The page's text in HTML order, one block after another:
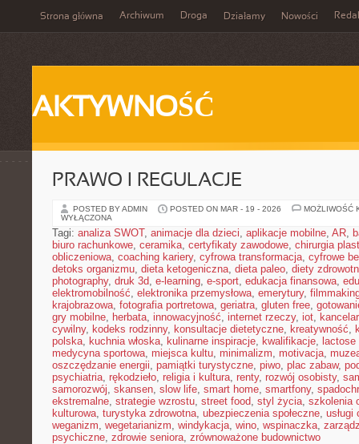
Strona główna Archiwum Droga Działamy Nowości
AKTYWNOŚĆ
PRAWO I REGULACJE
POSTED BY ADMIN POSTED ON MAR - 19 - 2026
MOŻLIWOŚĆ
WYŁĄCZONA
Tagi: analiza SWOT, animacje dla dzieci, aplikacje mobilne, AR,
biuro rachunkowe, ceramika, certyfikaty zawodowe, chirurgia
obliczeniowa, coaching kariery, cyfrowa transformacja, cyfrowe
detoks organizmu, dieta ketogeniczna, dieta paleo, diety
photography, druk 3d, e-learning, e-sport, edukacja finansowa,
elektromobilność, elektronika przemysłowa, emerytury,
krajobrazowa, fotografia portretowa, geriatra, gluten free,
gry mobilne, herbata, innowacyjność, internet rzeczy, iot,
cywilny, kodeks rodzinny, konsultacje dietetyczne, kreatywność,
polska, kuchnia włoska, kulinarne inspiracje, kwalifikacje, lactose
medycyna sportowa, miejsca kultu, minimalizm, motivacja,
oszczędzanie energii, pamiątki turystyczne, piwo, plac zabaw,
psychiatria, rękodzieło, religia i kultura, renty, rozwój osobisty,
samorozwój, skansen, slow life, smart home, smartfony,
ekstremalne, strategie wzrostu, street food, styl życia, szkolenia
kulturowa, turystyka zdrowotna, ubezpieczenia społeczne, usługi
weganizm, wegetarianizm, windykacja, wino, wspinaczka,
psychiczne, zdrowie seniora, zrównoważone budownictwo